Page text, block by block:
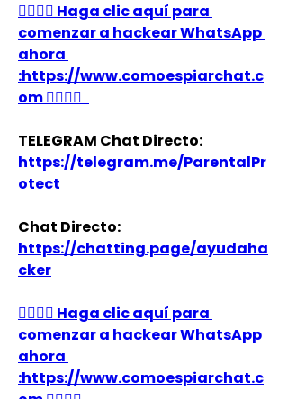
👉🏻👉🏻 Haga clic aquí para
comenzar a hackear WhatsApp
ahora
:https://www.comoespiarchat.c
om 👈🏻👈🏻
TELEGRAM Chat Directo:
https://telegram.me/ParentalPr
otect
Chat Directo:
https://chatting.page/ayudaha
cker
👉🏻👉🏻 Haga clic aquí para
comenzar a hackear WhatsApp
ahora
:https://www.comoespiarchat.c